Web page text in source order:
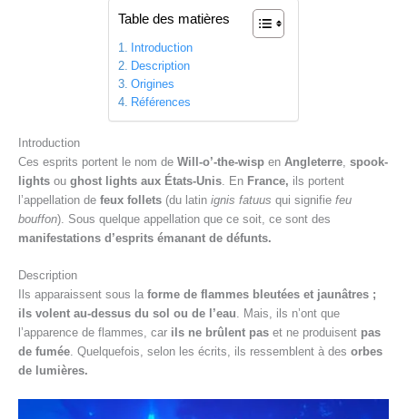
Table des matières
Introduction
Description
Origines
Références
Introduction
Ces esprits portent le nom de Will-o’-the-wisp en Angleterre spook-
lights ou ghost lights aux États-Unis . En France, ils portent
l’appellation de feux follets (du latin ignis fatuus qui signifie feu
bouffon). Sous quelque appellation que ce soit, ce sont des
manifestations d’esprits émanant de défunts.
Description
Ils apparaissent sous la forme de flammes bleutées et jaunâtres ;
ils volent au-dessus du sol ou de l’eau. Mais, ils n’ont que
l’apparence de flammes, car ils ne brûlent pas et ne produisent pas
de fumée. Quelquefois, selon les écrits, ils ressemblent à des orbes
de lumières.